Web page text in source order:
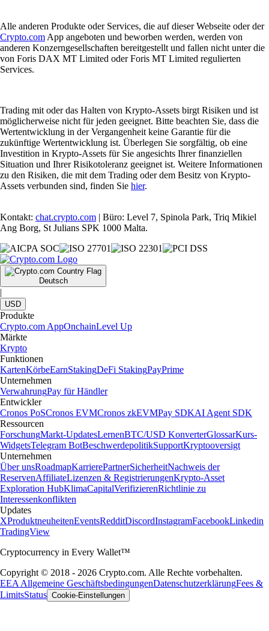
Alle anderen Produkte oder Services, die auf dieser Webseite oder der
Crypto.com App angeboten und beworben werden, werden von
anderen Konzerngesellschaften bereitgestellt und fallen nicht unter die
von Foris DAX MT Limited oder Foris MT Limited regulierten
Services.
Trading mit oder das Halten von Krypto-Assets birgt Risiken und ist
möglicherweise nicht für jeden geeignet. Bitte beachten Sie, dass die
Wertentwicklung in der Vergangenheit keine Garantie für die
zukünftige Wertentwicklung ist. Überlegen Sie sorgfältig, ob eine
Investition in Krypto-Assets für Sie angesichts Ihrer finanziellen
Situation und Ihrer Risikotoleranz geeignet ist. Weitere Informationen
zu den Risiken, die mit dem Trading oder dem Besitz von Krypto-
Assets verbunden sind, finden Sie hier.
Kontakt: chat.crypto.com | Büro: Level 7, Spinola Park, Triq Mikiel
Ang Borg, St Julians SPK 1000 Malta.
Deutsch
|
USD
Produkte
Crypto.com AppOnchainLevel Up
Märkte
Krypto
Funktionen
KartenKörbeEarnStakingDeFi StakingPayPrime
Unternehmen
VerwahrungPay für Händler
Entwickler
Cronos PoSCronos EVMCronos zkEVMPay SDKAI Agent SDK
Ressourcen
ForschungMarkt-UpdatesLernenBTC/USD KonverterGlossarKurs-
WidgetsTelegram BotBeschwerdepolitikSupportKryptooversigt
Unternehmen
Über unsRoadmapKarrierePartnerSicherheitNachweis der
ReservenAffiliateLizenzen & RegistrierungenKrypto-Asset
Exploration HubKlimaCapitalVerifizierenRichtlinie zu
Interessenkonflikten
Updates
XProduktneuheitenEventsRedditDiscordInstagramFacebookLinkedin
TradingView
Cryptocurrency in Every Wallet™
Copyright © 2018 - 2026 Crypto.com. Alle Rechte vorbehalten.
EEA Allgemeine GeschäftsbedingungenDatenschutzerklärungFees &
LimitsStatus Cookie-Einstellungen